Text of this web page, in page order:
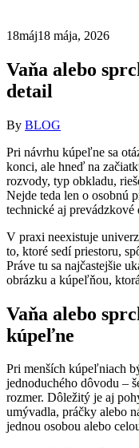
18máj18 mája, 2026
Vaňa alebo
detail
By BLOG
Pri návrhu kúpeľne sa
konci, ale hneď na
rozvody, typ obkladu,
Nejde teda len o osobnú
technické aj prevádzkové
V praxi neexistuje
to, ktoré sedí priestoru,
Práve tu sa najčastejšie
obrázku a kúpeľňou,
Vaňa alebo
kúpeľne
Pri menších kúpeľniach
jednoduchého dôvodu –
rozmer. Dôležitý je aj
umývadla, práčky alebo
jednou osobou alebo